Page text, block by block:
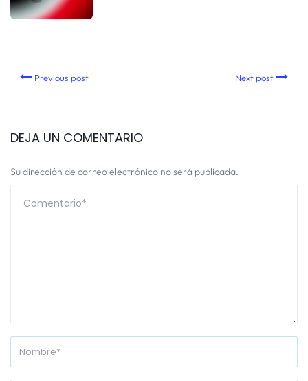
Previous post Next post
DEJA UN COMENTARIO
Su dirección de correo electrónico no será publicada.